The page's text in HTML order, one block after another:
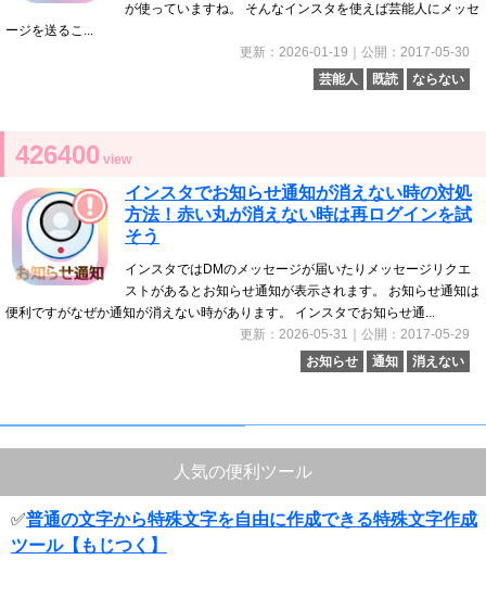
が使っていますね。 そんなインスタを使えば芸能人にメッセ
ージを送るこ...
更新：2026-01-19｜公開：2017-05-30
芸能人
既読 ならない
426400 view
インスタでお知らせ通知が消えない時の対処
方法！赤い丸が消えない時は再ログインを試
そう
インスタではDMのメッセージが届いたりメッセージリクエ
ストがあるとお知らせ通知が表示されます。 お知らせ通知は
便利ですがなぜか通知が消えない時があります。 インスタでお知らせ通...
更新：2026-05-31｜公開：2017-05-29
お知らせ
通知 消えない
人気の便利ツール
✅普通の文字から特殊文字を自由に作成できる特殊文字作成
ツール【もじつく】